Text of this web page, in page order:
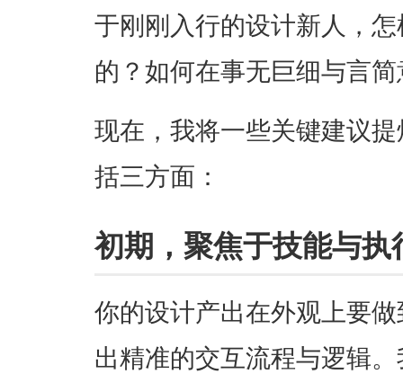
于刚刚入行的设计新人，
的？如何在事无巨细与言
现在，我将一些关键建议
括三方面：
初期，聚焦于技能与执
你的设计产出在外观上要
出精准的交互流程与逻辑